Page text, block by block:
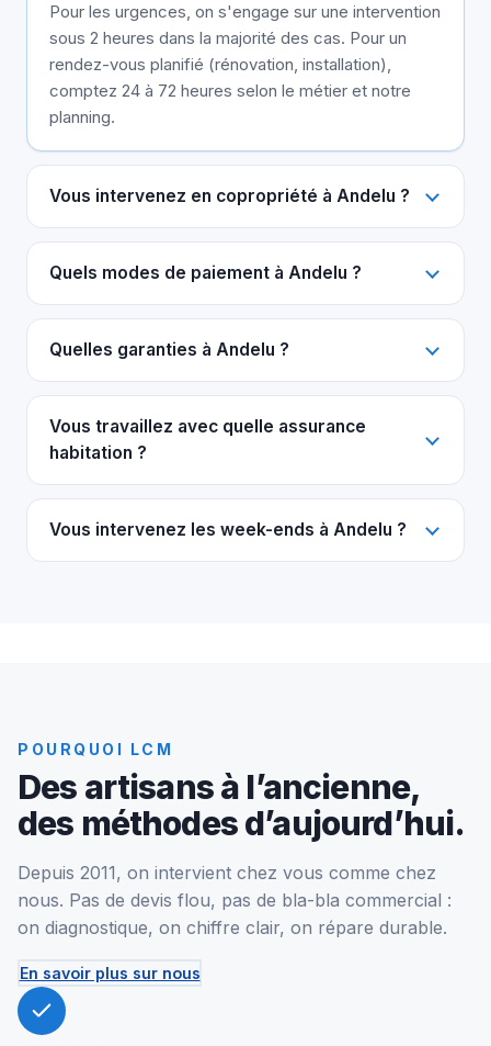
Pour les urgences, on s'engage sur une intervention
sous 2 heures dans la majorité des cas. Pour un
rendez-vous planifié (rénovation, installation),
comptez 24 à 72 heures selon le métier et notre
planning.
Vous intervenez en copropriété à Andelu ?
Quels modes de paiement à Andelu ?
Quelles garanties à Andelu ?
Vous travaillez avec quelle assurance
habitation ?
Vous intervenez les week-ends à Andelu ?
POURQUOI LCM
Des artisans à l’ancienne,
des méthodes d’aujourd’hui.
Depuis 2011, on intervient chez vous comme chez
nous. Pas de devis flou, pas de bla-bla commercial :
on diagnostique, on chiffre clair, on répare durable.
En savoir plus sur nous